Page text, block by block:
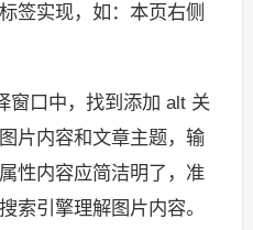
签实现，如：本页右侧
窗口中，找到添加 alt 关
片内容和文章主题，输
性内容应简洁明了，准
索引擎理解图片内容。